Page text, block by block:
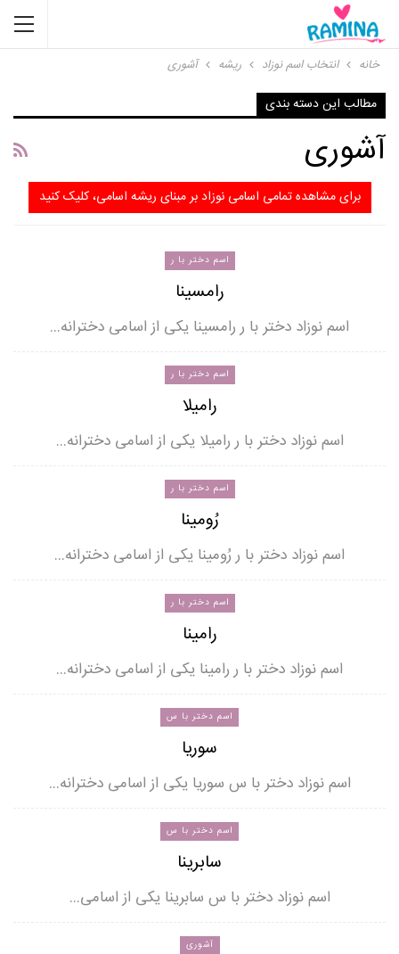
خانه انتخاب اسم نوزاد ریشه آشوری
مطالب این دسته بندی
آشوری
برای مشاهده تمامی اسامی نوزاد بر مبنای ریشه اسامی، کلیک کنید
اسم دختر با ر
رامسینا
اسم نوزاد دختر با ر رامسینا یکی از اسامی دخترانه…
اسم دختر با ر
رامیلا
اسم نوزاد دختر با ر رامیلا یکی از اسامی دخترانه…
اسم دختر با ر
رُومینا
اسم نوزاد دختر با ر رُومینا یکی از اسامی دخترانه…
اسم دختر با ر
رامینا
اسم نوزاد دختر با ر رامینا یکی از اسامی دخترانه…
اسم دختر با س
سوریا
اسم نوزاد دختر با س سوریا یکی از اسامی دخترانه…
اسم دختر با س
سابرینا
اسم نوزاد دختر با س سابرینا یکی از اسامی…
آشوری